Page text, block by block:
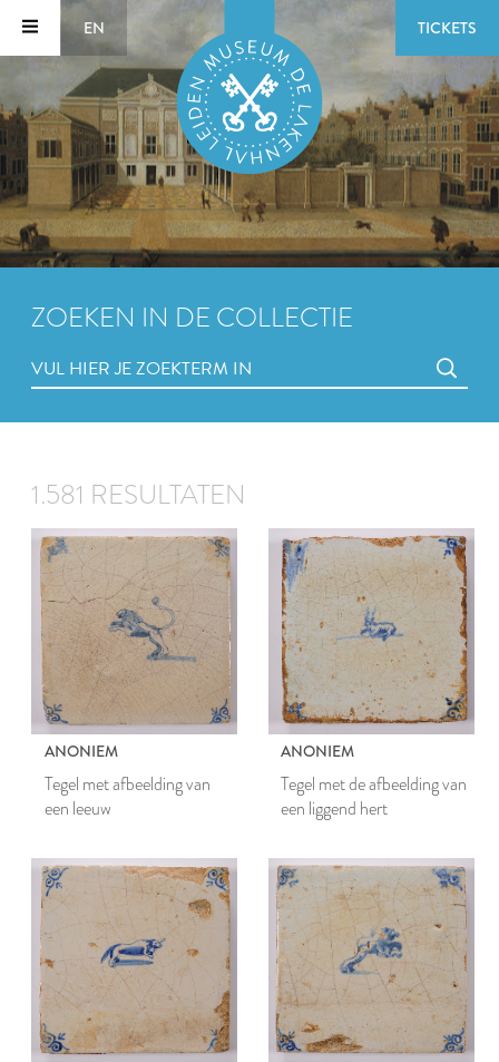
EN TICKETS
ZOEKEN IN DE COLLECTIE
1.581 RESULTATEN
ANONIEM
Tegel met afbeelding van
een leeuw
ANONIEM
Tegel met de afbeelding van
een liggend hert